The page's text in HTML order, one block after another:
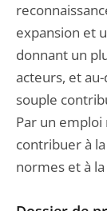
expansion et
donnant un
acteurs, et
souple
Par un
contribuer à
normes et à